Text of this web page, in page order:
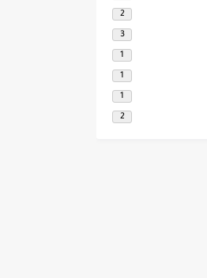
2
3
1
1
1
2